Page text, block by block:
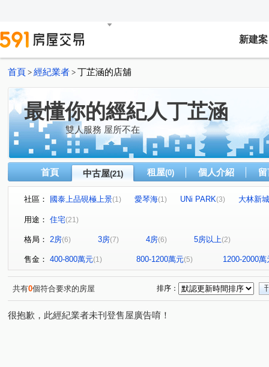
新建案
首頁 > 經紀業者 > 丁芷涵的店舖
最懂你的經紀人丁芷涵
雙人服務 屋所不在
首頁 中古屋(21) 租屋(0) 個人介紹
社區： 國泰上品硯極上景(1) 愛琴海(1) UNi PARK(3)
大林新
文府硯
中華東路二段 (1) 國平北路(1) 郡平路(3) 勝利路
民生路二段(1) (1) 大灣路(1) 西勢路 (1)
歸仁
湖美二街(1) 平道二路(1) 安和路一段(1) 建平七街(1)
海安路三段(1)
用途： 住宅(21)
格局： 2房(6) 3房(7) 4房(6) 5房以上(2)
售金： 400-800萬元(1) 800-1200萬元(5) 1200-2000萬
共有0個符合要求的房屋 排序：
很抱歉，此經紀業者未刊登售屋廣告唷！